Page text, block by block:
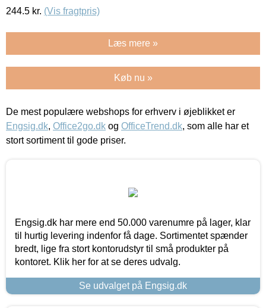
244.5 kr. (Vis fragtpris)
Læs mere »
Køb nu »
De mest populære webshops for erhverv i øjeblikket er
Engsig.dk, Office2go.dk og OfficeTrend.dk, som alle har et
stort sortiment til gode priser.
Engsig.dk har mere end 50.000 varenumre på lager, klar
til hurtig levering indenfor få dage. Sortimentet spænder
bredt, lige fra stort kontorudstyr til små produkter på
kontoret. Klik her for at se deres udvalg.
Se udvalget på Engsig.dk